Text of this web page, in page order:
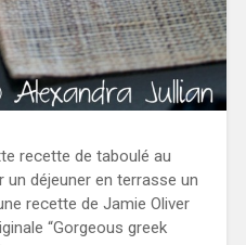
recette de taboulé au
déjeuner en terrasse un
recette de Jamie Oliver
“Gorgeous greek